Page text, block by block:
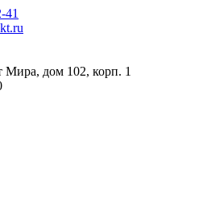
41
Мира, дом 102, корп. 1